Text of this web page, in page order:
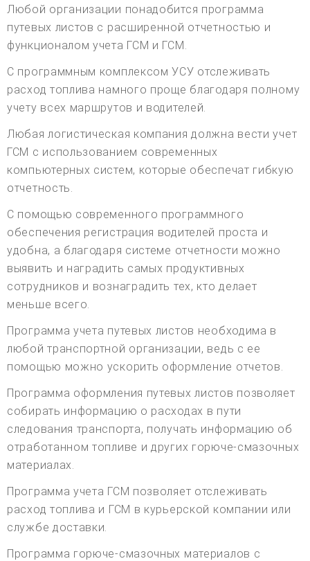
Любой организации понадобится программа
путевых листов с расширенной отчетностью и
функционалом учета ГСМ и ГСМ.
С программным комплексом УСУ отслеживать
расход топлива намного проще благодаря полному
учету всех маршрутов и водителей.
Любая логистическая компания должна вести учет
ГСМ с использованием современных
компьютерных систем, которые обеспечат гибкую
отчетность.
С помощью современного программного
обеспечения регистрация водителей проста и
удобна, а благодаря системе отчетности можно
выявить и наградить самых продуктивных
сотрудников и вознаградить тех, кто делает
меньше всего.
Программа учета путевых листов необходима в
любой транспортной организации, ведь с ее
помощью можно ускорить оформление отчетов.
Программа оформления путевых листов позволяет
собирать информацию о расходах в пути
следования транспорта, получать информацию об
отработанном топливе и других горюче-смазочных
материалах.
Программа учета ГСМ позволяет отслеживать
расход топлива и ГСМ в курьерской компании или
службе доставки.
Программа горюче-смазочных материалов с